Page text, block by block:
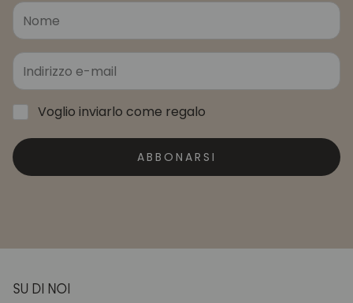
Voglio inviarlo come regalo
ABBONARSI
SU DI NOI